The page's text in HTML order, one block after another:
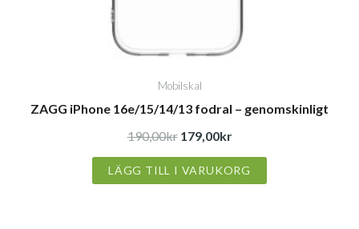
Mobilskal
ZAGG iPhone 16e/15/14/13 fodral – genomskinligt
190,00kr 179,00kr
LÄGG TILL I VARUKORG